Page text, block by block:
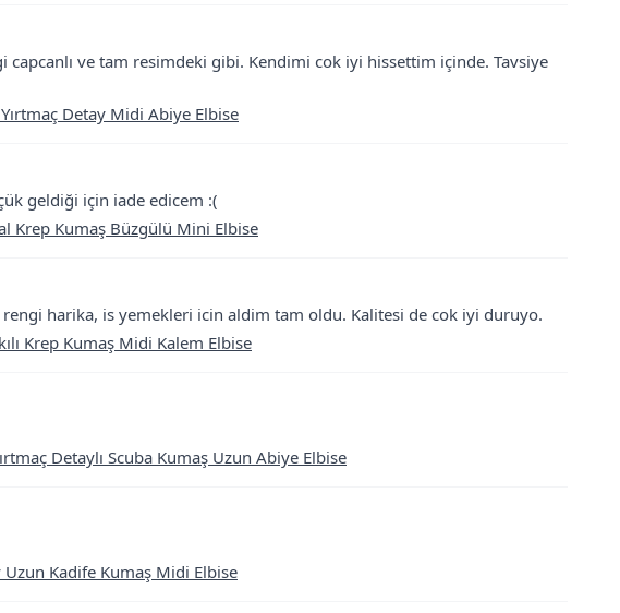
capcanlı ve tam resimdeki gibi. Kendimi cok iyi hissettim içinde. Tavsiye
Detay Midi Abiye Elbise
geldiği için iade edicem :(
Krep Kumaş Büzgülü Mini Elbise
harika, is yemekleri icin aldim tam oldu. Kalitesi de cok iyi duruyo.
Krep Kumaş Midi Kalem Elbise
Detaylı Scuba Kumaş Uzun Abiye Elbise
Kadife Kumaş Midi Elbise